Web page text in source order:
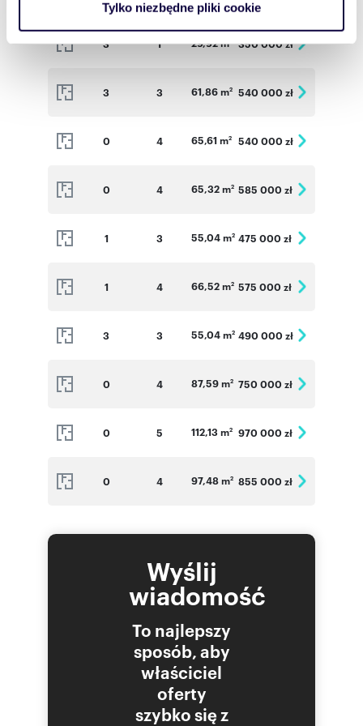
korzystasz z naszej witryny, udostępniamy partnerom
Partnerzy mogą połączyć te informacje z innymi danymi
korzystania z ich usług.
Tylko niezbędne pliki cookie
3 1 29,92 m 350 000 zł
3 3 61,86 m2 540 000 zł
0 4 65,61 m2 540 000 zł
0 4 65,32 m2 585 000 zł
1 3 55,04 m2 475 000 zł
1 4 66,52 m2 575 000 zł
3 3 55,04 m2 490 000 zł
0 4 87,59 m2 750 000 zł
0 5 112,13 m2 970 000 zł
0 4 97,48 m2 855 000 zł
Wyślij
wiadomość
To najlepszy
sposób, aby
właściciel
oferty
szybko się z